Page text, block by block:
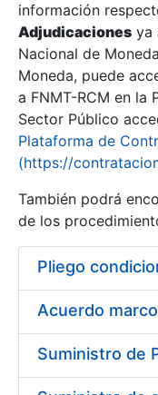
Mostrar/Ocultar
información
Adjudicaciones ya
Nacional de
Moneda, puede
a FNMT-RCM en la
Sector Público
Plataforma de
(https://
También podrá
de los